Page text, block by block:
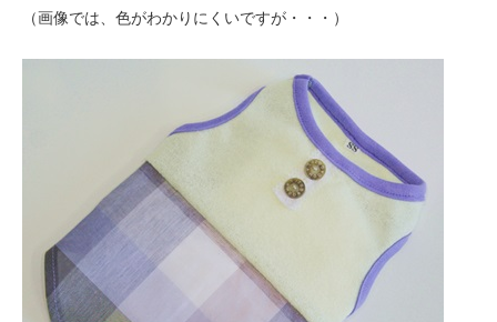
（画像では、色がわかりにくいですが・・・）